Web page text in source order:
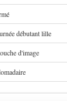
débutant lille
d'image